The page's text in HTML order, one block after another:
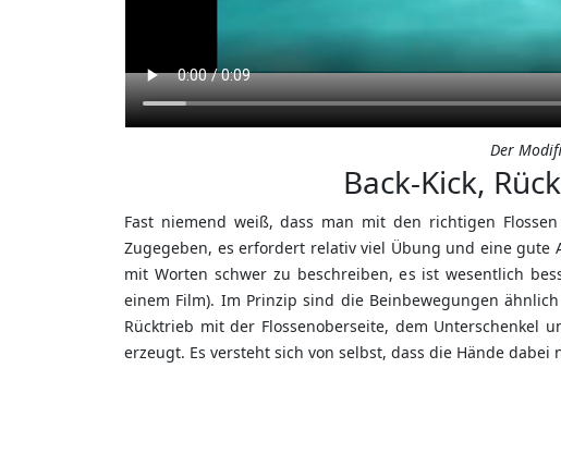
Der
Back-Kick,
Fast niemend weiß, dass man mit den richtigen
Zugegeben, es erfordert relativ viel Übung und eine gute
mit Worten schwer zu beschreiben, es ist wesentlich
einem Film). Im Prinzip sind die Beinbewegungen
Rücktrieb mit der Flossenoberseite, dem Unterschenkel
erzeugt. Es versteht sich von selbst, dass die Hände